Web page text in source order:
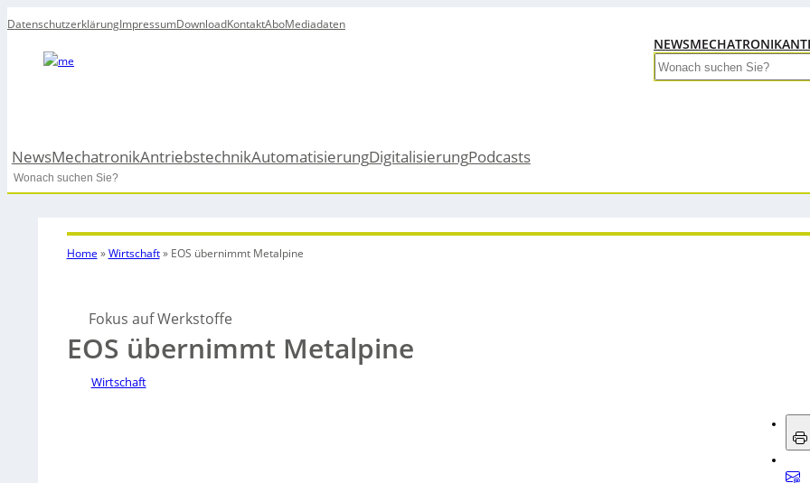
DatenschutzerklärungImpressumDownloadKontaktAboMediadaten
NEWSMECHATRONIK
Search
NewsMechatronikAntriebstechnikAutomatisierungDigitalisierungPodcasts
Search
Home »Wirtschaft» EOS übernimmt Metalpine
Fokus auf Werkstoffe
EOS übernimmt Metalpine
Wirtschaft